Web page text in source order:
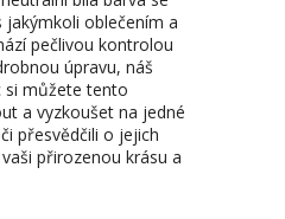
oblečením a
pečlivou kontrolou
úpravu, náš
si můžete tento
a vyzkoušet na jedné
přesvědčili o jejich
přirozenou krásu a